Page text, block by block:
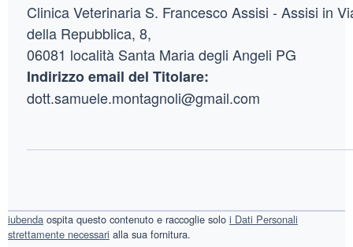
Clinica Veterinaria S. Francesco Assisi - Assisi in
della Repubblica, 8,
06081 località Santa Maria degli Angeli PG
Indirizzo email del Titolare:
dott.samuele.montagnoli@gmail.com
iubenda ospita questo contenuto e raccoglie solo i Dati Personali
strettamente necessari alla sua fornitura.